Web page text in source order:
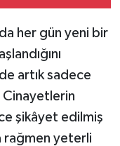
her gün yeni bir
artık sadece
Cinayetlerin
şikâyet edilmiş
rağmen yeterli